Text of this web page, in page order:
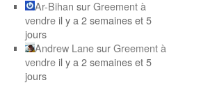
Ar-Bihan surGreement à
vendre il y a 2 semaines et 5
jours
Andrew LanesurGreement à
vendre il y a 2 semaines et 5
jours